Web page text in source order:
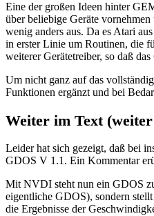
Eine der großen Ideen hinter
über beliebige Geräte
wenig anders aus. Da es Atari
in erster Linie um Routinen, die
weiterer Gerätetreiber, so daß
Um nicht ganz auf das
Funktionen ergänzt und bei
Weiter im Text
Leider hat sich gezeigt, daß bei
GDOS V 1.1. Ein Kommentar
Mit NVDI steht nun ein GDOS
eigentliche GDOS), sondern
die Ergebnisse der